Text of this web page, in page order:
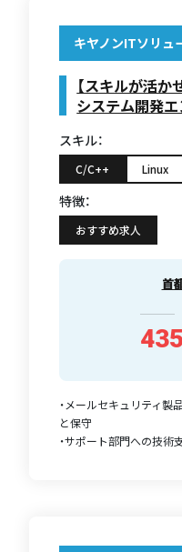
キヤノンITソリュ
【スキルが活か
システム開発
スキル：
C/C++ Linux
特徴：
おすすめ求人
首
・メールセキュリティ
と保守
・サポート部門への技術